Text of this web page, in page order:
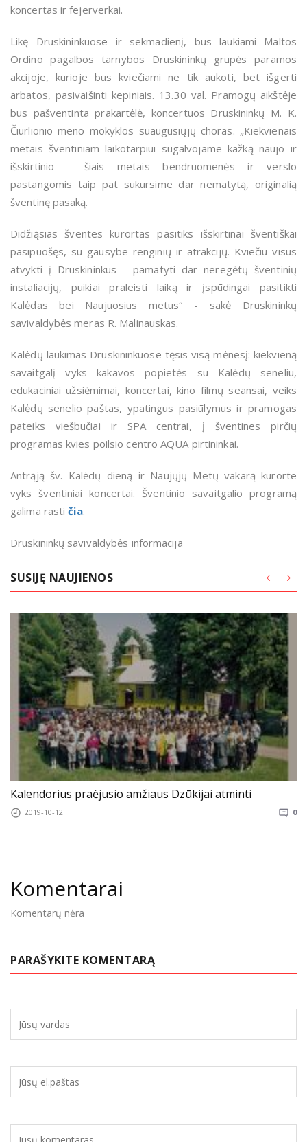
koncertas ir fejerverkai.
Likę Druskininkuose ir sekmadienį, bus laukiami Maltos
Ordino pagalbos tarnybos Druskininkų grupės paramos
akcijoje, kurioje bus kviečiami ne tik aukoti, bet išgerti
arbatos, pasivaišinti kepiniais. 13.30 val. Pramogų aikštėje
bus pašventinta prakartėlė, koncertuos Druskininkų M. K.
Čiurlionio meno mokyklos suaugusiųjų choras. „Kiekvienais
metais šventiniam laikotarpiui sugalvojame kažką naujo ir
išskirtinio - šiais metais bendruomenės ir verslo
pastangomis taip pat sukursime dar nematytą, originalią
šventinę pasaką.
Didžiąsias šventes kurortas pasitiks išskirtinai šventiškai
pasipuošęs, su gausybe renginių ir atrakcijų. Kviečiu visus
atvykti į Druskininkus - pamatyti dar neregėtų šventinių
instaliacijų, puikiai praleisti laiką ir įspūdingai pasitikti
Kalėdas bei Naujuosius metus“ - sakė Druskininkų
savivaldybės meras R. Malinauskas.
Kalėdų laukimas Druskininkuose tęsis visą mėnesį: kiekvieną
savaitgalį vyks kakavos popietės su Kalėdų seneliu,
edukaciniai užsiėmimai, koncertai, kino filmų seansai, veiks
Kalėdų senelio paštas, ypatingus pasiūlymus ir pramogas
pateiks viešbučiai ir SPA centrai, į šventines pirčių
programas kvies poilsio centro AQUA pirtininkai.
Antrąją šv. Kalėdų dieną ir Naujųjų Metų vakarą kurorte
vyks šventiniai koncertai. Šventinio savaitgalio programą
galima rastičia.
Druskininkų savivaldybės informacija
SUSIJĘ NAUJIENOS
Kalendorius praėjusio amžiaus Dzūkijai atminti
2019-10-12 0
Komentarai
Komentarų nėra
PARAŠYKITE KOMENTARĄ